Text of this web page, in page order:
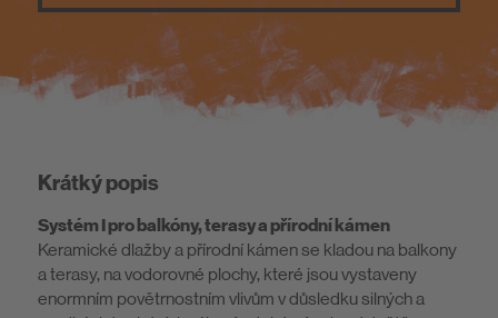
Krátký popis
Systém I pro balkóny, terasy a přírodní kámen
Keramické dlažby a přírodní kámen se kladou na balkony
a terasy, na vodorovné plochy, které jsou vystaveny
enormním povětrnostním vlivům v důsledku silných a